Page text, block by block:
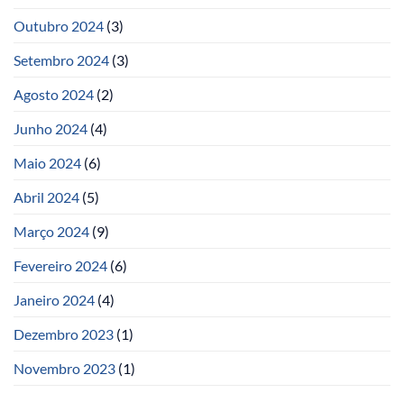
Outubro 2024 (3)
Setembro 2024 (3)
Agosto 2024 (2)
Junho 2024 (4)
Maio 2024 (6)
Abril 2024 (5)
Março 2024 (9)
Fevereiro 2024 (6)
Janeiro 2024 (4)
Dezembro 2023 (1)
Novembro 2023 (1)